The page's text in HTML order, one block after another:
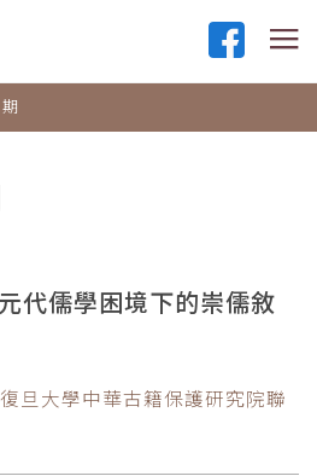
代儒學困境下的崇儒敘
旦大學中華古籍保護研究院聯